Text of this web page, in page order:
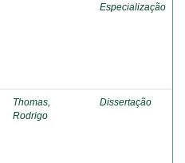
Especialização
Thomas,
Rodrigo
Dissertação